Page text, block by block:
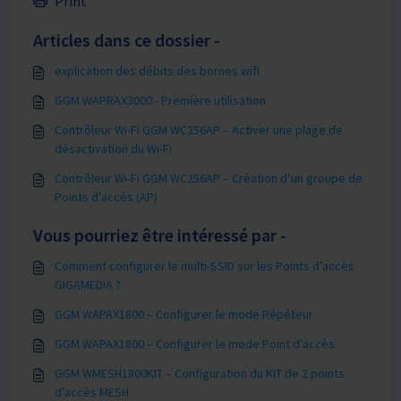
Articles dans ce dossier -
explication des débits des bornes wifi
GGM WAPRAX3000 - Première utilisation
Contrôleur Wi-Fi GGM WC256AP – Activer une plage de
désactivation du Wi-Fi
Contrôleur Wi-Fi GGM WC256AP – Création d’un groupe de
Points d’accès (AP)
Vous pourriez être intéressé par -
Comment configurer le multi-SSID sur les Points d’accès
GIGAMEDIA ?
GGM WAPAX1800 – Configurer le mode Répéteur
GGM WAPAX1800 – Configurer le mode Point d’accès
GGM WMESH1800KIT – Configuration du KIT de 2 points
d’accès MESH